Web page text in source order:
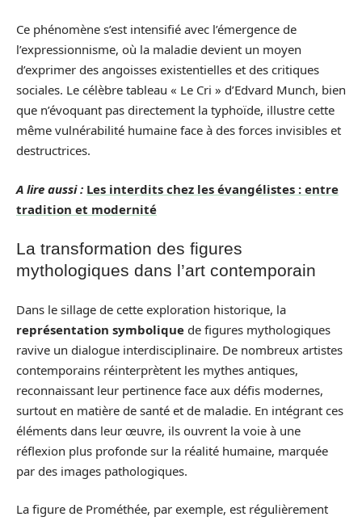
Ce phénomène s’est intensifié avec l’émergence de
l’expressionnisme, où la maladie devient un moyen
d’exprimer des angoisses existentielles et des critiques
sociales. Le célèbre tableau « Le Cri » d’Edvard Munch, bien
que n’évoquant pas directement la typhoïde, illustre cette
même vulnérabilité humaine face à des forces invisibles et
destructrices.
A lire aussi : Les interdits chez les évangélistes : entre
tradition et modernité
La transformation des figures
mythologiques dans l’art contemporain
Dans le sillage de cette exploration historique, la
représentation symbolique de figures mythologiques
ravive un dialogue interdisciplinaire. De nombreux artistes
contemporains réinterprètent les mythes antiques,
reconnaissant leur pertinence face aux défis modernes,
surtout en matière de santé et de maladie. En intégrant ces
éléments dans leur œuvre, ils ouvrent la voie à une
réflexion plus profonde sur la réalité humaine, marquée
par des images pathologiques.
La figure de Prométhée, par exemple, est régulièrement